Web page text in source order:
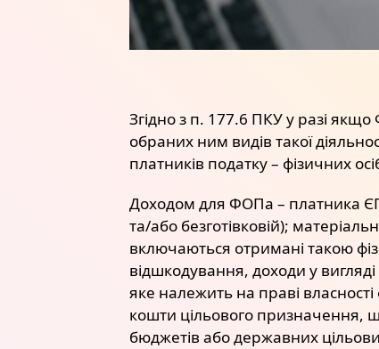
Згідно з п. 177.6 ПКУ у разі
обраних ним видів такої
платників податку – фізичних
Доходом для ФОПа – платника ЄП
та/або безготівковій);
включаються отримані такою
відшкодування, доходи у
яке належить на праві власності
кошти цільового призначення,
бюджетів або державних